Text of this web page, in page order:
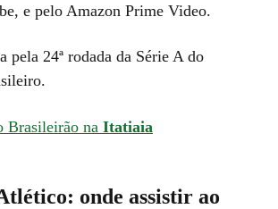
e pelo Amazon Prime Video.
pela 24ª rodada da Série A do
Brasileirão na Itatiaia
onde assistir ao